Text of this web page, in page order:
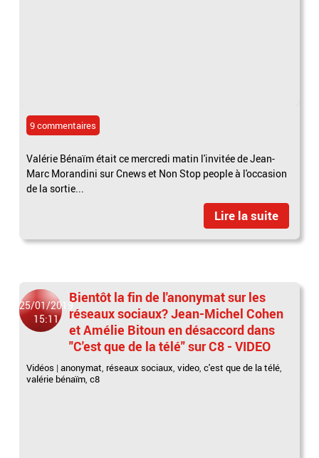
9 commentaires
Valérie Bénaïm était ce mercredi matin l'invitée de Jean-
Marc Morandini sur Cnews et Non Stop people à l'occasion
de la sortie...
Lire la suite
25/01/2019
15:11
Bientôt la fin de l'anonymat sur les
réseaux sociaux? Jean-Michel Cohen
et Amélie Bitoun en désaccord dans
"C'est que de la télé" sur C8 - VIDEO
Vidéos |anonymat, réseaux sociaux,video,c'est que de la télé,
valérie bénaïm,c8